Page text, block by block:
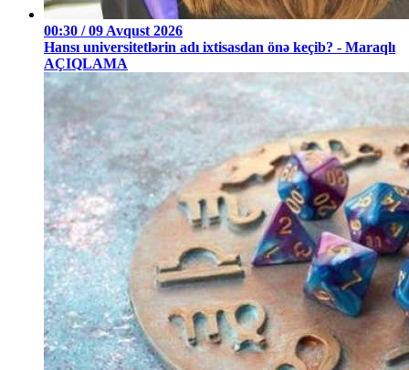
00:30 / 09 Avqust 2026
Hansı universitetlərin adı ixtisasdan önə keçib? - Maraqlı
AÇIQLAMA